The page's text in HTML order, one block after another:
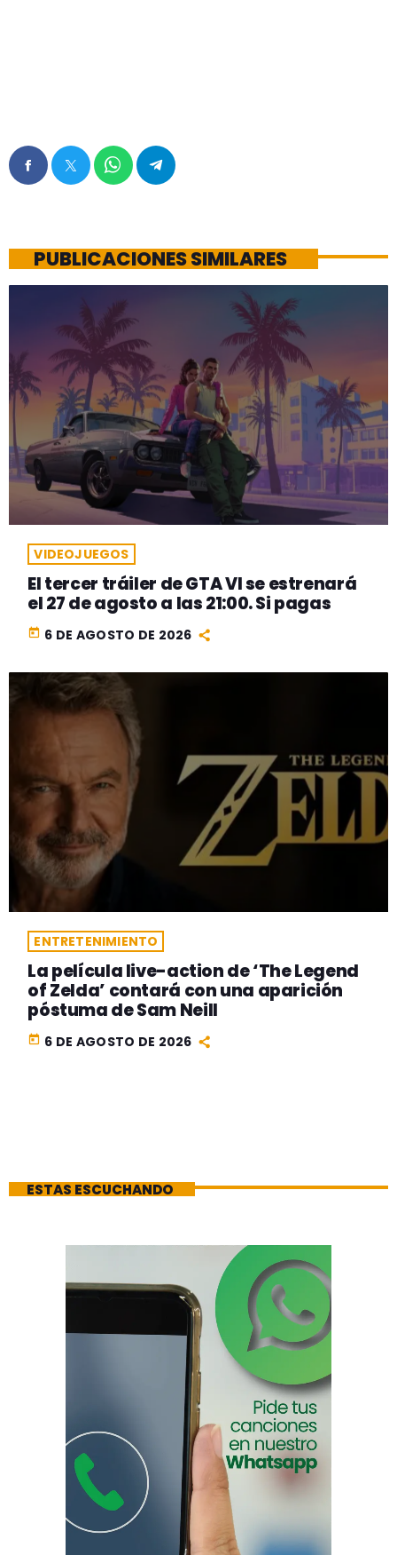
PUBLICACIONES SIMILARES
VIDEOJUEGOS
El tercer tráiler de GTA VI se estrenará
el 27 de agosto a las 21:00. Si pagas
today 6 DE AGOSTO DE 2026
ENTRETENIMIENTO
La película live-action de ‘The Legend
of Zelda’ contará con una aparición
póstuma de Sam Neill
today 6 DE AGOSTO DE 2026
ESTAS ESCUCHANDO